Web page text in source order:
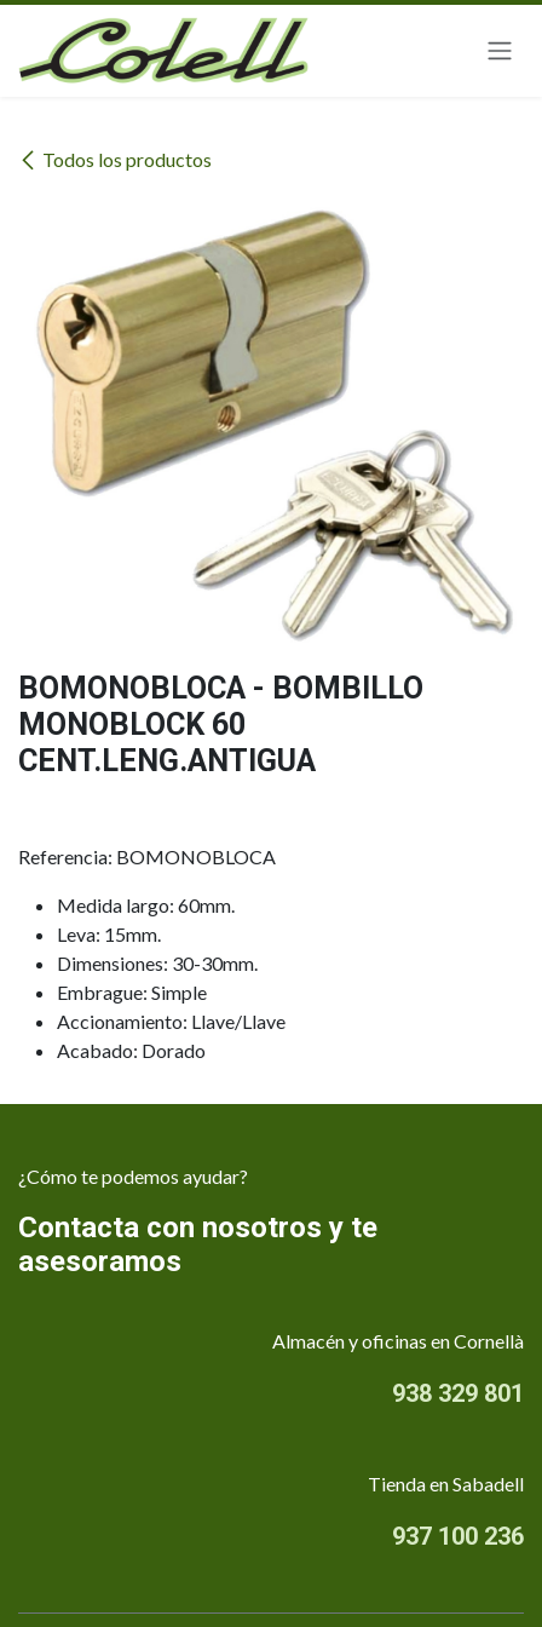
Ir al contenido
Todos los productos
BOMONOBLOCA - BOMBILLO
MONOBLOCK 60
CENT.LENG.ANTIGUA
Referencia: BOMONOBLOCA
Medida largo: 60mm.
Leva: 15mm.
Dimensiones: 30-30mm.
Embrague: Simple
Accionamiento: Llave/Llave
Acabado: Dorado
¿Cómo te podemos ayudar?
Contacta con nosotros y te
asesoramos
Almacén y oficinas en Cornellà
938 329 801
Tienda en Sabadell
937 100 236